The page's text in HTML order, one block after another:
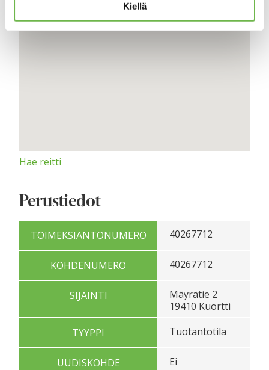
Kiellä
Hae reitti
Perustiedot
TOIMEKSIANTONUMERO 40267712
KOHDENUMERO 40267712
SIJAINTI
Mäyrätie 2
19410 Kuortti
TYYPPI
Tuotantotila
UUDISKOHDE Ei